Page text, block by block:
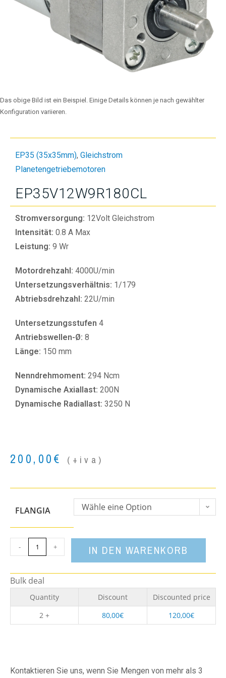
Das obige Bild ist ein Beispiel. Einige Details können je nach gewählter
Konfiguration variieren.
EP35 (35x35mm), Gleichstrom
Planetengetriebemotoren
EP35V12W9R180CL
Stromversorgung: 12Volt Gleichstrom
Intensität: 0.8 A Max
Leistung: 9 Wr
Motordrehzahl: 4000U/min
Untersetzungsverhältnis: 1/179
Abtriebsdrehzahl: 22U/min
Untersetzungsstufen 4
Antriebswellen-Ø: 8
Länge: 150 mm
Nenndrehmoment: 294 Ncm
Dynamische Axiallast: 200N
Dynamische Radiallast: 3250 N
200,00€ (+iva)
FLANGIA Wähle eine Option
- + IN DEN WARENKORB
Bulk deal
Quantity Discount
Discounted price
2 +
80,00€ 120,00€
Kontaktieren Sie uns, wenn Sie Mengen von mehr als 3